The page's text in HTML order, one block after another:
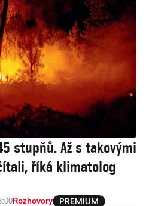
stupňů. Až s takovými
říká klimatolog
Rozhovory